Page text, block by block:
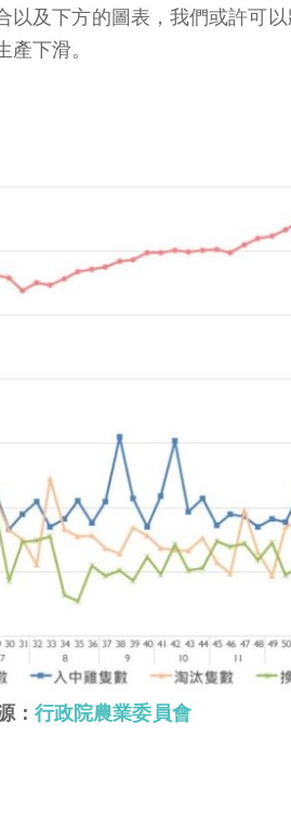
及下方的圖表，我們或許可
下滑。
： 行政院農業委員會